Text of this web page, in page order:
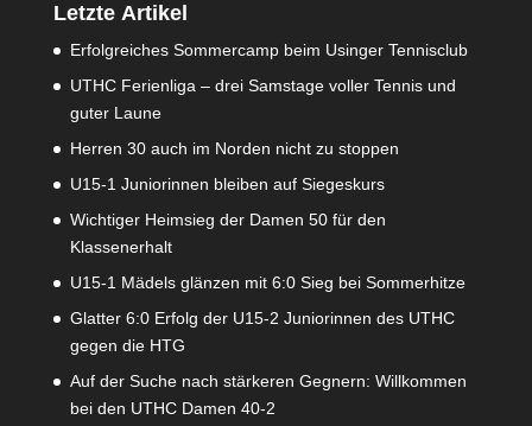
Letzte Artikel
Erfolgreiches Sommercamp beim Usinger Tennisclub
UTHC Ferienliga – drei Samstage voller Tennis und
guter Laune
Herren 30 auch im Norden nicht zu stoppen
U15-1 Juniorinnen bleiben auf Siegeskurs
Wichtiger Heimsieg der Damen 50 für den
Klassenerhalt
U15-1 Mädels glänzen mit 6:0 Sieg bei Sommerhitze
Glatter 6:0 Erfolg der U15-2 Juniorinnen des UTHC
gegen die HTG
Auf der Suche nach stärkeren Gegnern: Willkommen
bei den UTHC Damen 40-2